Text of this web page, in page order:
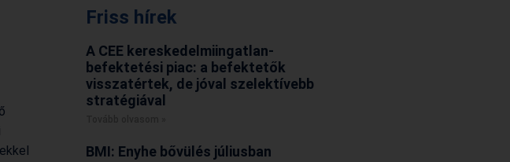
Friss hírek
A CEE kereskedelmiingatlan-
befektetési piac: a befektetők
visszatértek, de jóval szelektívebb
stratégiával
BMI: Enyhe bővülés júliusban